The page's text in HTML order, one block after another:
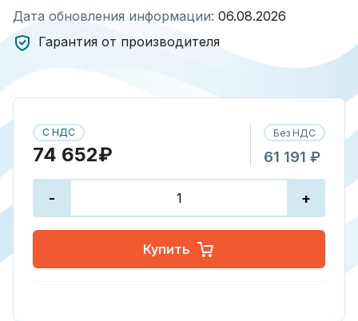
Дата обновления информации: 06.08.2026
Гарантия от производителя
С НДС
74 652₽
Без НДС
61 191 ₽
- +
Купить